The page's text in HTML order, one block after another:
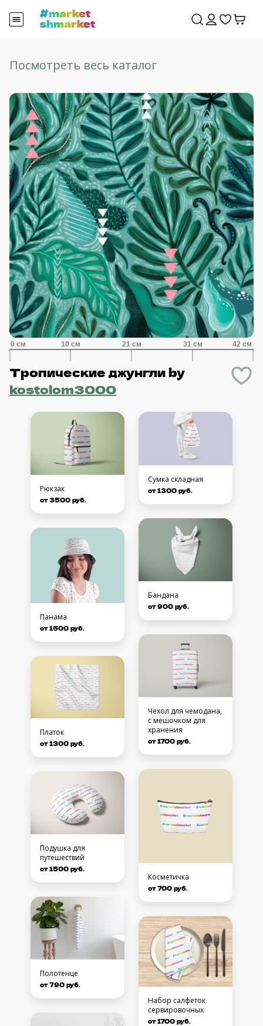
Посмотреть весь каталог
Тропические джунглиby
kostolom3000
Рюкзак
от 3500 руб.
Панама
от 1500 руб.
Платок
от 1300 руб.
Подушка для
путешествий
от 1500 руб.
Полотенце
от 790 руб.
Сумка складная
от 1300 руб.
Бандана
от 900 руб.
Чехол для чемодана,
с мешочком для
хранения
от 1700 руб.
Косметичка
от 700 руб.
Набор салфеток
сервировочных
от 1700 руб.